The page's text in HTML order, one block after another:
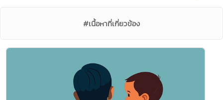
#เนื้อหาที่เกี่ยวข้อง